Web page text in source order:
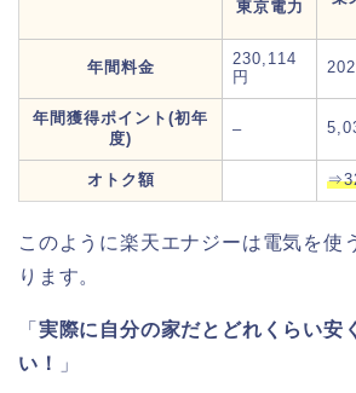
東京電力
年間料金
230,114
円
年間獲得ポイント(初年
度)
–
オトク額
このように楽天エナジーは電気を使
ります。
「 実際に自分の家だとどれくらい安
い！
」